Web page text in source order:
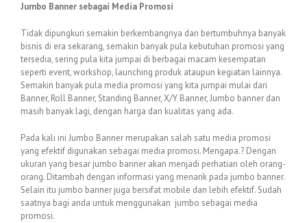
Jumbo Banner sebagai Media Promosi
Tidak dipungkuri semakin berkembangnya dan bertumbuhnya banyak
bisnis di era sekarang, semakin banyak pula kebutuhan promosi yang
tersedia, sering pula kita jumpai di berbagai macam kesempatan
seperti event, workshop, launching produk ataupun kegiatan lainnya.
Semakin banyak pula media promosi yang kita jumpai mulai dari
Banner, Roll Banner, Standing Banner, X/Y Banner, Jumbo banner dan
masih banyak lagi, dengan harga dan kualitas yang ada.
Pada kali ini Jumbo Banner merupakan salah satu media promosi
yang efektif digunakan sebagai media promosi. Mengapa.? Dengan
ukuran yang besar jumbo banner akan menjadi perhatian oleh orang-
orang. Ditambah dengan informasi yang menarik pada jumbo banner.
Selain itu jumbo banner juga bersifat mobile dan lebih efektif. Sudah
saatnya bagi anda untuk menggunakan jumbo sebagai media
promosi.